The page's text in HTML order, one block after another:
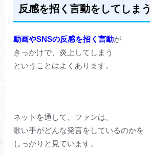
反感を招く言動をしてしまう
動画やSNSの反感を招く言動が
きっかけで、炎上してしまう
ということはよくあります。
ネットを通して、ファンは、
歌い手がどんな発言をしているのかを
しっかりと見ています。